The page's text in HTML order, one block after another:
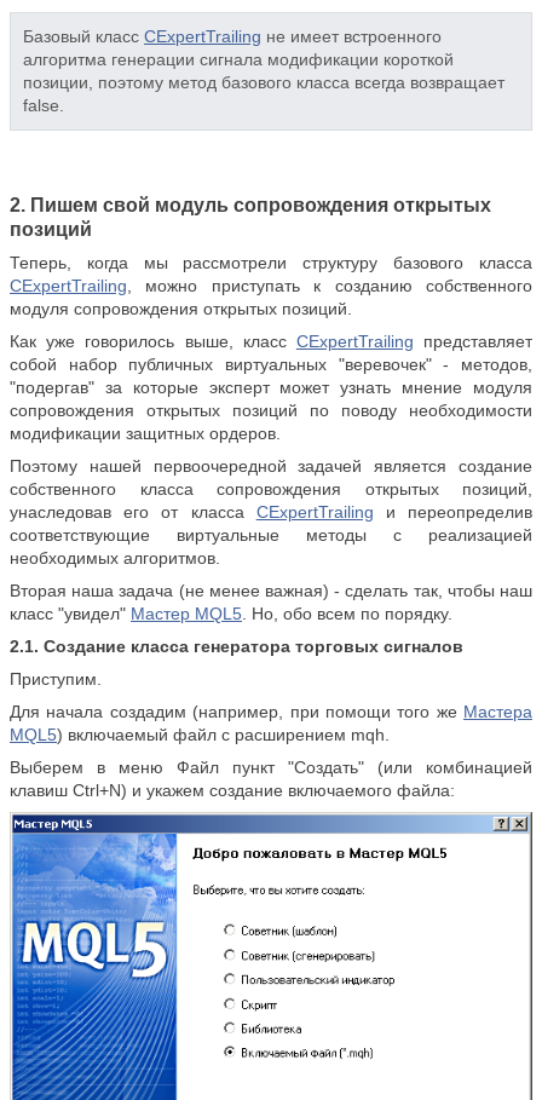
Базовый класс CExpertTrailing не имеет встроенного
алгоритма генерации сигнала модификации короткой
позиции, поэтому метод базового класса всегда возвращает
false.
2. Пишем свой модуль сопровождения открытых
позиций
Теперь, когда мы рассмотрели структуру базового класса
CExpertTrailing , можно приступать к созданию собственного
модуля сопровождения открытых позиций.
Как уже говорилось выше, класс CExpertTrailing представляет
собой набор публичных виртуальных "веревочек" - методов,
"подергав" за которые эксперт может узнать мнение модуля
сопровождения открытых позиций по поводу необходимости
модификации защитных ордеров.
Поэтому нашей первоочередной задачей является создание
собственного класса сопровождения открытых позиций,
унаследовав его от класса CExpertTrailing и переопределив
соответствующие виртуальные методы с реализацией
необходимых алгоритмов.
Вторая наша задача (не менее важная) - сделать так, чтобы наш
класс "увидел" Мастер MQL5 . Но, обо всем по порядку.
2.1. Создание класса генератора торговых сигналов
Приступим.
Для начала создадим (например, при помощи того же Мастера
MQL5) включаемый файл с расширением mqh.
Выберем в меню Файл пункт "Создать" (или комбинацией
клавиш Ctrl+N) и укажем создание включаемого файла: